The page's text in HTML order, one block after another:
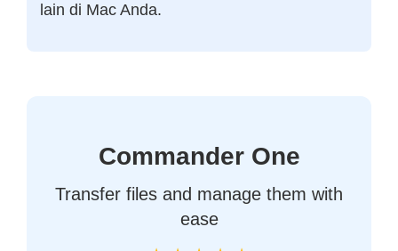
lain di Mac Anda.
Commander One
Transfer files and manage them with
ease